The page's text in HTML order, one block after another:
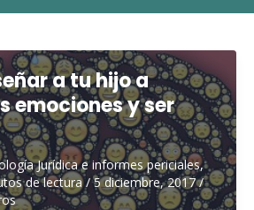
a tu hijo a
emociones y ser
Jurídica e informes periciales,
de lectura/5 diciembre, 2017/